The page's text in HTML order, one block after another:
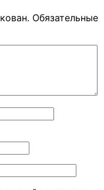
Обязательные